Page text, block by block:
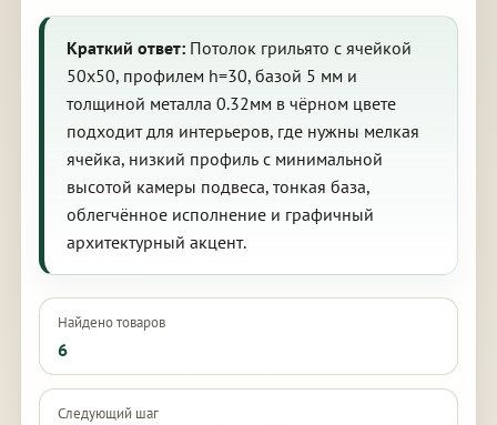
Краткий ответ:Потолок грильято с ячейкой
50х50, профилем h=30, базой 5 мм и
толщиной металла 0.32мм в чёрном цвете
подходит для интерьеров, где нужны мелкая
ячейка, низкий профиль с минимальной
высотой камеры подвеса, тонкая база,
облегчённое исполнение и графичный
архитектурный акцент.
Найдено товаров
6
Следующий шаг